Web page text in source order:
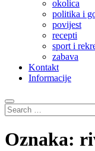
okolica
politika i
povijest
recepti
sport i
zabava
Kontakt
Informacije
Search
…
Oznaka: